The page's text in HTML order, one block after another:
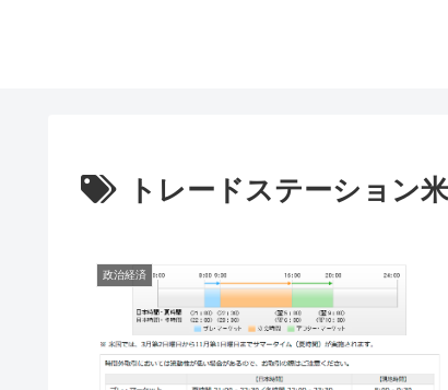
トレードステーション
政治経済